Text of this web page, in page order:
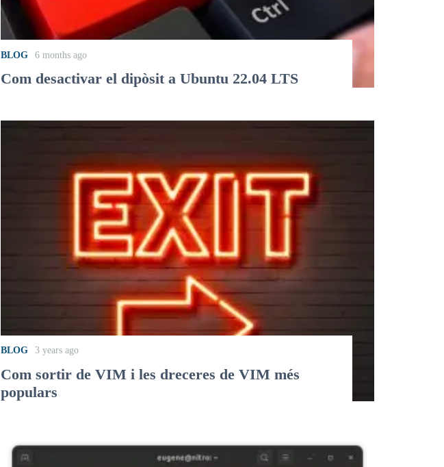
BLOG 6 months ago
Com desactivar el dipòsit a Ubuntu 22.04 LTS
BLOG 3 years ago
Com sortir de VIM i les dreceres de VIM més
populars